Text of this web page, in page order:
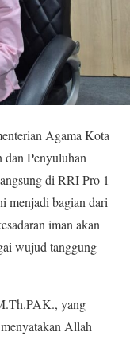
Agama Kota
dan Penyuluhan
di RRI Pro 1
menjadi bagian dari
iman akan
wujud tanggung
yang
Allah